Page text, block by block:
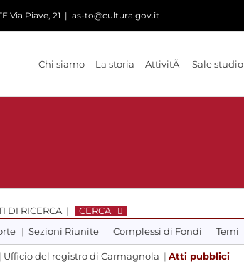
Via Piave, 21 | as-to@cultura.gov.it
Chi siamo La storia AttivitÃ Sale studio
DI RICERCA |
CERCA
| Sezioni Riunite Complessi di Fondi Temi
Ufficio del registro di Carmagnola | Atti pubblici